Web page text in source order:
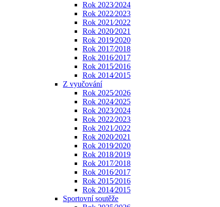
Rok 2023⁄2024
Rok 2022⁄2023
Rok 2021⁄2022
Rok 2020⁄2021
Rok 2019⁄2020
Rok 2017⁄2018
Rok 2016⁄2017
Rok 2015⁄2016
Rok 2014⁄2015
Z vyučování
Rok 2025⁄2026
Rok 2024⁄2025
Rok 2023⁄2024
Rok 2022⁄2023
Rok 2021⁄2022
Rok 2020⁄2021
Rok 2019⁄2020
Rok 2018⁄2019
Rok 2017⁄2018
Rok 2016⁄2017
Rok 2015⁄2016
Rok 2014⁄2015
Sportovní soutěže